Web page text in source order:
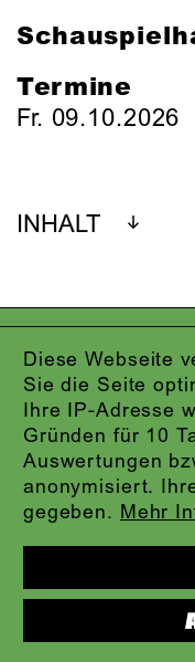
Diese Webseite
Sie die Seite
Ihre IP-Adresse
Gründen für 10
Auswertungen
anonymisiert.
gegeben. Mehr
Termine
Fr. 09.10.2026
INHALT
DATENSCHUTZ
AGB
KONTAKT
ABO-LOGIN
PRESSE
NEWSLETTER
AUDIOFORMATE
KARTENTELEFON: